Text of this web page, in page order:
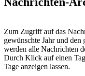
Zum Zugriff auf das
gewünschte Jahr und
werden alle Nachrichten
Durch Klick auf einen
Tage anzeigen lassen.